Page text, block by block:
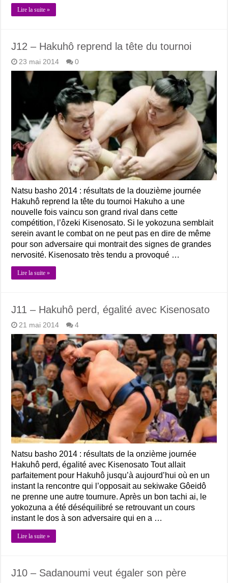
Lire la suite »
J12 – Hakuhô reprend la tête du tournoi
23 mai 2014 0
Natsu basho 2014 : résultats de la douzième journée
Hakuhô reprend la tête du tournoi Hakuho a une
nouvelle fois vaincu son grand rival dans cette
compétition, l’ôzeki Kisenosato. Si le yokozuna semblait
serein avant le combat on ne peut pas en dire de même
pour son adversaire qui montrait des signes de grandes
nervosité. Kisenosato très tendu a provoqué …
Lire la suite »
J11 – Hakuhô perd, égalité avec Kisenosato
21 mai 2014 4
Natsu basho 2014 : résultats de la onzième journée
Hakuhô perd, égalité avec Kisenosato Tout allait
parfaitement pour Hakuhô jusqu’à aujourd’hui où en un
instant la rencontre qui l’opposait au sekiwake Gôeidô
ne prenne une autre tournure. Après un bon tachi ai, le
yokozuna a été déséquilibré se retrouvant un cours
instant le dos à son adversaire qui en a …
Lire la suite »
J10 – Sadanoumi veut égaler son père